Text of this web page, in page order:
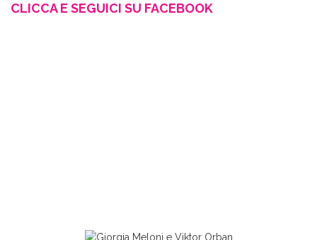
CLICCA E SEGUICI SU FACEBOOK